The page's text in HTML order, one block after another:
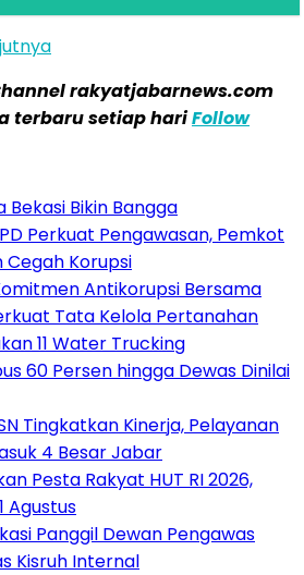
rakyatjabarnews.com
terbaru setiap hariFollow
Bikin Bangga
Perkuat Pengawasan, Pemkot
Cegah Korupsi
Antikorupsi Bersama
Tata Kelola Pertanahan
11 Water Trucking
60 Persen hingga Dewas Dinilai
Tingkatkan Kinerja, Pelayanan
4 Besar Jabar
Pesta Rakyat HUT RI 2026,
Agustus
Panggil Dewan Pengawas
Kisruh Internal